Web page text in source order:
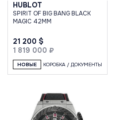
HUBLOT
SPIRIT OF BIG BANG BLACK
MAGIC 42MM
21 200 $
1 819 000 ₽
НОВЫЕ КОРОБКА / ДОКУМЕНТЫ